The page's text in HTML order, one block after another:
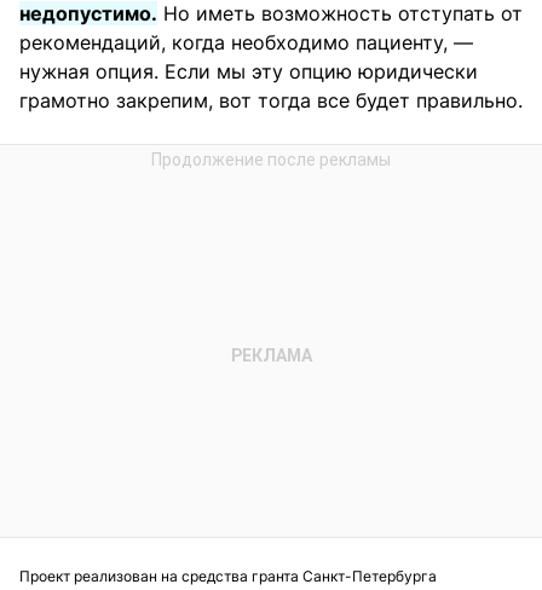
недопустимо. Но иметь возможность отступать от
рекомендаций, когда необходимо пациенту, —
нужная опция. Если мы эту опцию юридически
грамотно закрепим, вот тогда все будет правильно.
Проект реализован на средства гранта Санкт-Петербурга